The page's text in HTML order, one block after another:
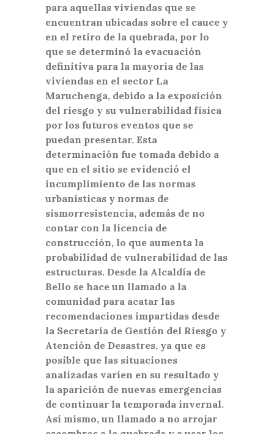
para aquellas viviendas que se
encuentran ubicadas sobre el cauce y
en el retiro de la quebrada, por lo
que se determinó la evacuación
definitiva para la mayoría de las
viviendas en el sector La
Maruchenga, debido a la exposición
del riesgo y su vulnerabilidad física
por los futuros eventos que se
puedan presentar. Esta
determinación fue tomada debido a
que en el sitio se evidenció el
incumplimiento de las normas
urbanísticas y normas de
sismorresistencia, además de no
contar con la licencia de
construcción, lo que aumenta la
probabilidad de vulnerabilidad de las
estructuras. Desde la Alcaldía de
Bello se hace un llamado a la
comunidad para acatar las
recomendaciones impartidas desde
la Secretaría de Gestión del Riesgo y
Atención de Desastres, ya que es
posible que las situaciones
analizadas varíen en su resultado y
la aparición de nuevas emergencias
de continuar la temporada invernal.
Así mismo, un llamado a no arrojar